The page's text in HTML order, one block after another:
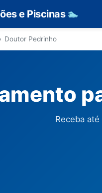
e Piscinas 🏊
› Doutor Pedrinho
Receba